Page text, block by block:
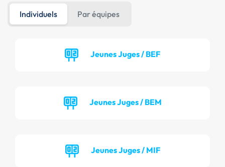
Individuels Par équipes
Jeunes Juges / BEF
Jeunes Juges / BEM
Jeunes Juges / MIF